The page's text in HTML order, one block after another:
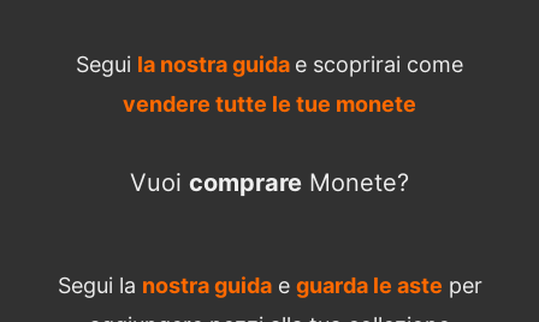
Segui la nostra guida e scoprirai come
vendere tutte le tue monete
Vuoi comprare Monete?
Segui la nostra guidae guarda le aste per